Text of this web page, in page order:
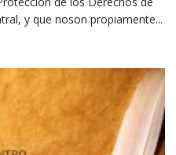
y que noson propiamente...